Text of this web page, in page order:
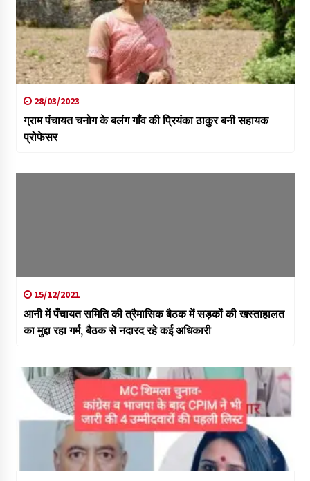
28/03/2023
ग्राम पंचायत चनोग के बलंग गाँव की प्रियंका ठाकुर बनी सहायक
प्रोफेसर
15/12/2021
आनी में पँचायत समिति की त्रैमासिक बैठक में सड़कों की खस्ताहालत
का मुद्दा रहा गर्म, बैठक से नदारद रहे कई अधिकारी